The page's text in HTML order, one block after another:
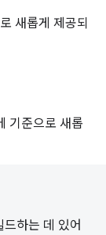
새롭게 제공되
기준으로 새롭
하는 데 있어